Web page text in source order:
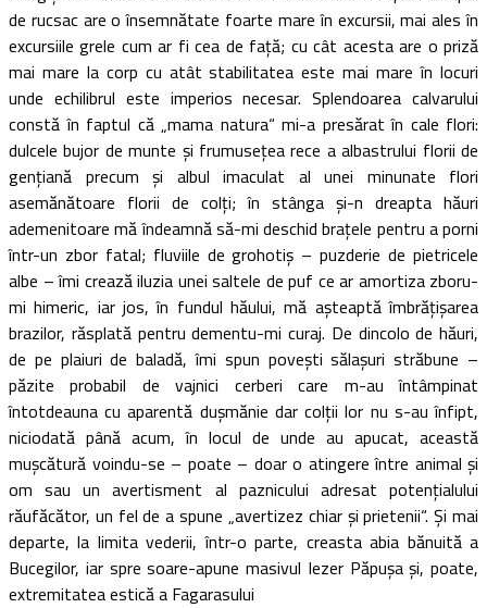
de rucsac are o însemnătate foarte mare în excursii, mai ales în
excursiile grele cum ar fi cea de faţă; cu cât acesta are o priză
mai mare la corp cu atât stabilitatea este mai mare în locuri
unde echilibrul este imperios necesar. Splendoarea calvarului
constă în faptul că „mama natura“ mi-a presărat în cale flori:
dulcele bujor de munte şi frumuseţea rece a albastrului florii de
genţiană precum şi albul imaculat al unei minunate flori
asemănătoare florii de colţi; în stânga şi-n dreapta hăuri
ademenitoare mă îndeamnă să-mi deschid braţele pentru a porni
într-un zbor fatal; fluviile de grohotiş – puzderie de pietricele
albe – îmi crează iluzia unei saltele de puf ce ar amortiza zboru-
mi himeric, iar jos, în fundul hăului, mă aşteaptă îmbrăţişarea
brazilor, răsplată pentru dementu-mi curaj. De dincolo de hăuri,
de pe plaiuri de baladă, îmi spun poveşti sălaşuri străbune –
păzite probabil de vajnici cerberi care m-au întâmpinat
întotdeauna cu aparentă duşmănie dar colţii lor nu s-au înfipt,
niciodată până acum, în locul de unde au apucat, această
muşcătură voindu-se – poate – doar o atingere între animal şi
om sau un avertisment al paznicului adresat potenţialului
răufăcător, un fel de a spune „avertizez chiar şi prietenii“. Şi mai
departe, la limita vederii, într-o parte, creasta abia bănuită a
Bucegilor, iar spre soare-apune masivul Iezer Păpuşa şi, poate,
extremitatea estică a Fagarasului